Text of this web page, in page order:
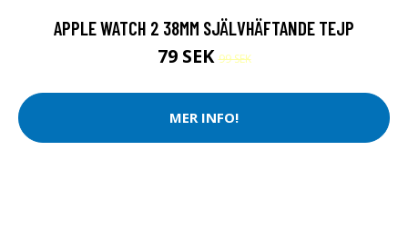
APPLE WATCH 2 38MM SJÄLVHÄFTANDE TEJP
79 SEK99 SEK
MER INFO!